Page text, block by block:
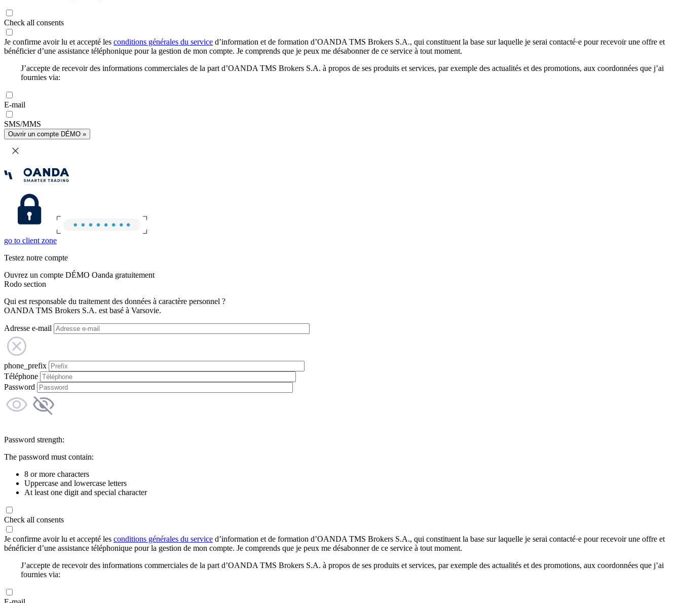
Check all consents
Je confirme avoir lu et accepté les conditions générales du service d’information et de formation d’OANDA TMS Brokers S.A., qui constituent la base sur laquelle je serai contacté·e pour recevoir une offre et
bénéficier d’une assistance téléphonique pour la gestion de mon compte. Je comprends que je peux me désabonner de ce service à tout moment.
J’accepte de recevoir des informations commerciales de la part d’OANDA TMS Brokers S.A. à propos de ses produits et services, par exemple des actualités et des promotions, aux coordonnées que j’ai
fournies via:
E-mail
SMS/MMS
Ouvrir un compte DÉMO »
go to client zone
Testez notre compte
Ouvrez un compte DÉMO Oanda gratuitement
Rodo section
Qui est responsable du traitement des données à caractère personnel ?
OANDA TMS Brokers S.A. est basé à Varsovie.
Adresse e-mail
phone_prefix
Téléphone
Password
Password strength:
The password must contain:
8 or more characters
Uppercase and lowercase letters
At least one digit and special character
Check all consents
Je confirme avoir lu et accepté les conditions générales du service d’information et de formation d’OANDA TMS Brokers S.A., qui constituent la base sur laquelle je serai contacté·e pour recevoir une offre et
bénéficier d’une assistance téléphonique pour la gestion de mon compte. Je comprends que je peux me désabonner de ce service à tout moment.
J’accepte de recevoir des informations commerciales de la part d’OANDA TMS Brokers S.A. à propos de ses produits et services, par exemple des actualités et des promotions, aux coordonnées que j’ai
fournies via: